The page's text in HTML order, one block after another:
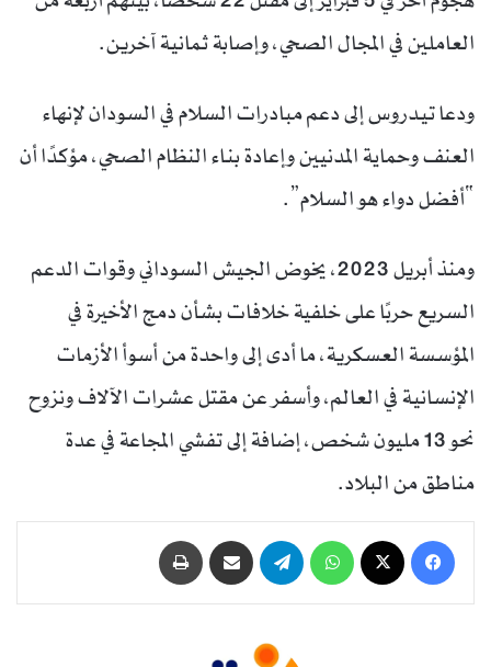
العاملين في المجال الصحي، وإصابة ثمانية آخرين.
ودعا تيدروس إلى دعم مبادرات السلام في السودان لإنهاء
العنف وحماية المدنيين وإعادة بناء النظام الصحي، مؤكدًا أن
“أفضل دواء هو السلام”.
ومنذ أبريل 2023، يخوض الجيش السوداني وقوات الدعم
السريع حربًا على خلفية خلافات بشأن دمج الأخيرة في
المؤسسة العسكرية، ما أدى إلى واحدة من أسوأ الأزمات
الإنسانية في العالم، وأسفر عن مقتل عشرات الآلاف ونزوح
نحو 13 مليون شخص، إضافة إلى تفشي المجاعة في عدة
مناطق من البلاد.